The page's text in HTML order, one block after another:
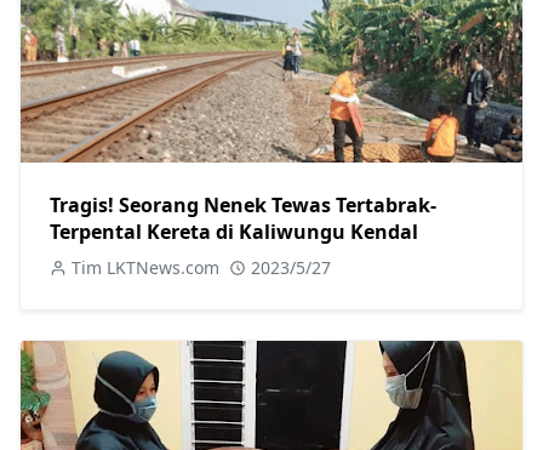
Tragis! Seorang Nenek Tewas Tertabrak-
Terpental Kereta di Kaliwungu Kendal
Tim LKTNews.com 2023/5/27